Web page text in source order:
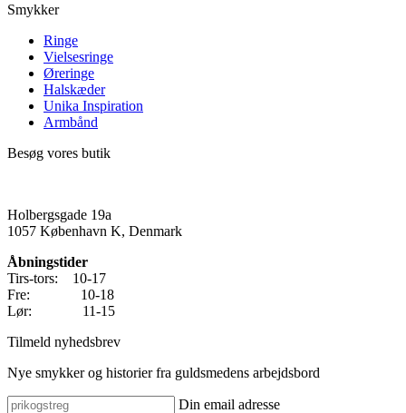
Smykker
Ringe
Vielsesringe
Øreringe
Halskæder
Unika Inspiration
Armbånd
Besøg vores butik
Holbergsgade 19a
1057 København K, Denmark
Åbningstider
Tirs-tors: 10-17
Fre: 10-18
Lør: 11-15
Tilmeld nyhedsbrev
Nye smykker og historier fra guldsmedens arbejdsbord
Din email adresse